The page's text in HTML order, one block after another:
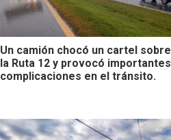
Un camión chocó un cartel sobre
la Ruta 12 y provocó importantes
complicaciones en el tránsito.